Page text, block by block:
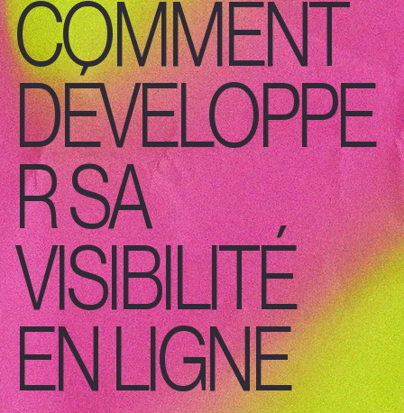
COMMENT
DÉVELOPPE
R SA
VISIBILITÉ
EN LIGNE